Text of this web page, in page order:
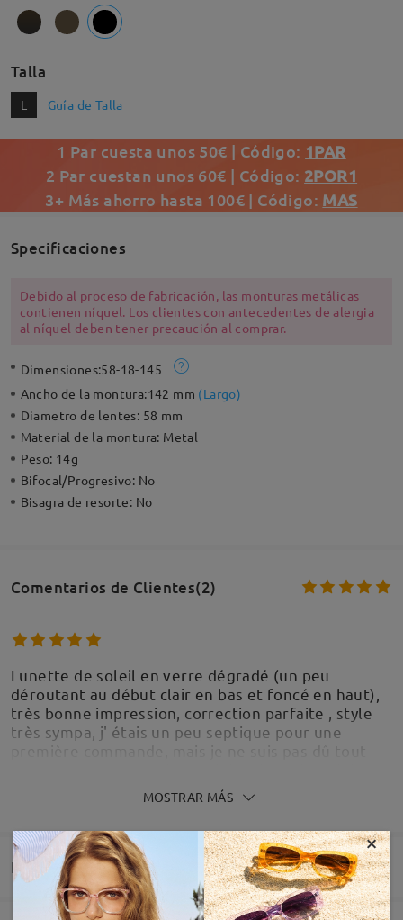
Talla
L Guía de Talla
1 Par cuesta unos 50€ | Código: 1PAR
2 Par cuestan unos 60€ | Código: 2POR1
3+ Más ahorro hasta 100€ | Código: MAS
Specificaciones
Debido al proceso de fabricación, las monturas metálicas
contienen níquel. Los clientes con antecedentes de alergia
al níquel deben tener precaución al comprar.
Dimensiones:58-18-145
Ancho de la montura:142 mm (Largo)
Diametro de lentes: 58 mm
Material de la montura: Metal
Peso: 14g
Bifocal/Progresivo: No
Bisagra de resorte: No
Comentarios de Clientes(2)
Lunette de soleil en verre dégradé (un peu
déroutant au début clair en bas et foncé en haut),
très bonne impression, correction parfaite , style
très sympa, j' étais un peu septique pour une
entre la commande et la réception, un peu long , il
ne faut pas acheter pour un remplacement urgent
de lunette cassé.
by Philippe GasteonJun 21 , 2026
MOSTRAR MÁS
Entrega
×